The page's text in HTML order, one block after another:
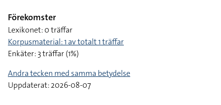
Förekomster
Lexikonet: 0 träffar
Korpusmaterial: 1 av totalt 1 träffar
Enkäter: 3 träffar (1%)
Andra tecken med samma betydelse
Uppdaterat: 2026-08-07